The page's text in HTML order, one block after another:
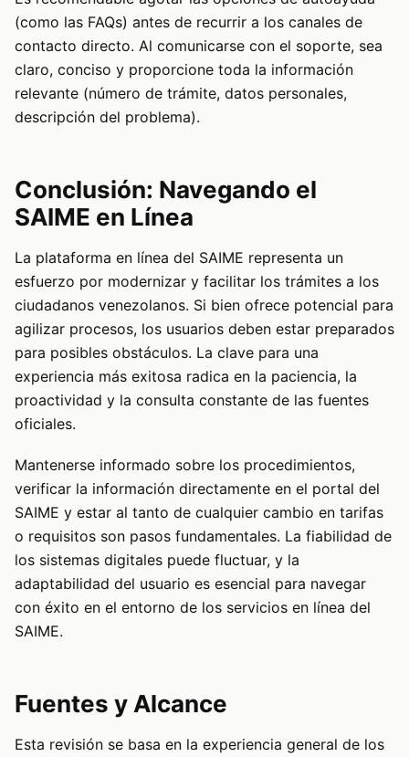
(como las FAQs) antes de recurrir a los canales de
contacto directo. Al comunicarse con el soporte, sea
claro, conciso y proporcione toda la información
relevante (número de trámite, datos personales,
descripción del problema).
Conclusión: Navegando el
SAIME en Línea
La plataforma en línea del SAIME representa un
esfuerzo por modernizar y facilitar los trámites a los
ciudadanos venezolanos. Si bien ofrece potencial para
agilizar procesos, los usuarios deben estar preparados
para posibles obstáculos. La clave para una
experiencia más exitosa radica en la paciencia, la
proactividad y la consulta constante de las fuentes
oficiales.
Mantenerse informado sobre los procedimientos,
verificar la información directamente en el portal del
SAIME y estar al tanto de cualquier cambio en tarifas
o requisitos son pasos fundamentales. La fiabilidad de
los sistemas digitales puede fluctuar, y la
adaptabilidad del usuario es esencial para navegar
con éxito en el entorno de los servicios en línea del
SAIME.
Fuentes y Alcance
Esta revisión se basa en la experiencia general de los